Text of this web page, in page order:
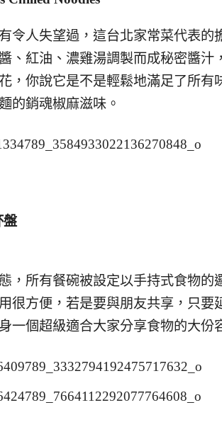
令人失望過，這台北家常菜代表的
、紅油、濃雞湯調製而成秘密醬汁
，你說它是不是輕鬆地滿足了所有
的銷魂椒麻滋味。
盤
，所有餐碗被設定以手持式食物的
很方便，若是要與朋友共享，只要
一個超級適合大家分享食物的大份